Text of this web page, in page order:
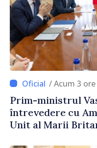
/ Acum 3 ore
Prim-ministrul
întrevedere cu
Unit al Marii